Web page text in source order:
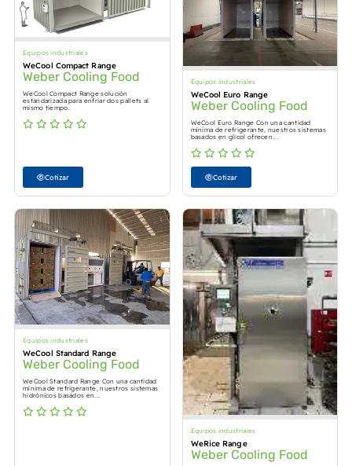
Equipos industriales
WeCool Compact Range
Weber Cooling Food
WeCool Compact Range solución
estandarizada para enfriar dos pallets al
mismo tiempo.
Cotizar
Equipos industriales
WeCool Euro Range
Weber Cooling Food
WeCool Euro Range Con una cantidad
mínima de refrigerante, nuestros sistemas
basados en glicol ofrecen...
Cotizar
Equipos industriales
WeCool Standard Range
Weber Cooling Food
WeCool Standard Range Con una cantidad
mínima de refrigerante, nuestros sistemas
hidrónicos basados en...
Equipos industriales
WeRice Range
Weber Cooling Food